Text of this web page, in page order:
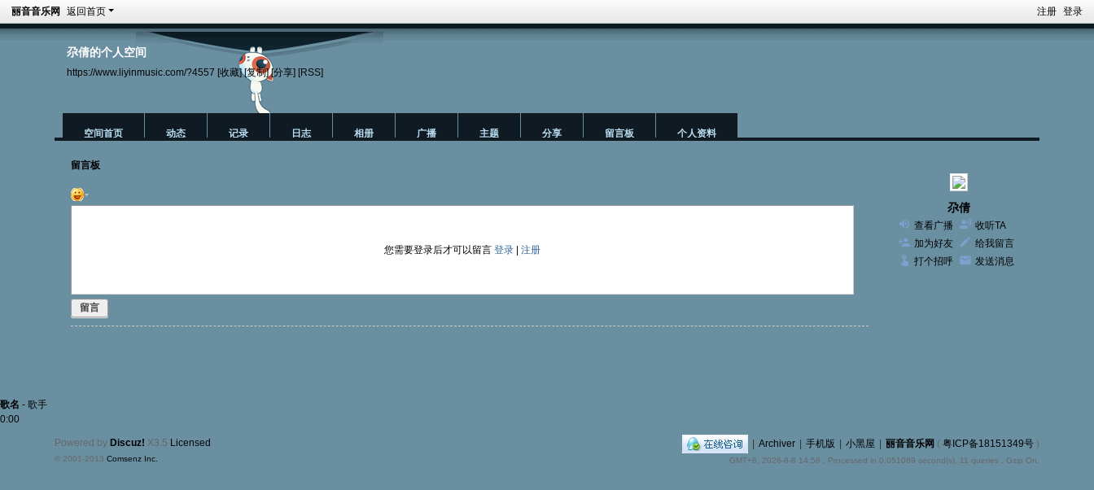
注册 登录
丽音音乐网 返回首页
尕倩的个人空间
https://www.liyinmusic.com/?4557 [收藏] [复制] [分享] [RSS]
空间首页 动态 记录 日志 相册 广播 主题 分享 留言板 个人资料
留言板
您需要登录后才可以留言登录 |注册
留言
尕倩
查看广播
收听TA
加为好友
给我留言
打个招呼
发送消息
歌名 - 歌手
0:00
| Archiver | 手机版 | 小黑屋 | 丽音音乐网 ( 粤ICP备18151349号 )
GMT+8, 2026-8-8 14:58 , Processed in 0.051089 second(s), 11 queries , Gzip On.
Powered by Discuz! X3.5 Licensed
© 2001-2013 Comsenz Inc.